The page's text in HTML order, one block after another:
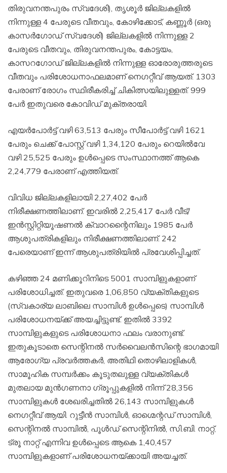
തിരുവനന്തപുരം സ്വദേശി), തൃശൂര്‍ ജില്ലകളില്‍
നിന്നുള്ള 4 പേരുടെ വീതവും, കോഴിക്കോട്, കണ്ണൂര്‍ (ഒരു
കാസര്‍ഗോഡ് സ്വദേശി) ജില്ലകളില്‍ നിന്നുള്ള 2
പേരുടെ വീതവും, തിരുവനന്തപുരം, കോട്ടയം,
കാസറഗോഡ് ജില്ലകളില്‍ നിന്നുള്ള ഓരോരുത്തരുടെ
വീതവും പരിശോധനാഫലമാണ് നെഗറ്റീവ് ആയത്. 1303
പേരാണ് രോഗം സ്ഥിരീകരിച്ച് ചികിത്സയിലുള്ളത്. 999
പേര്‍ ഇതുവരെ കോവിഡ് മുക്തരായി.
എയര്‍പോര്‍ട്ട് വഴി 63,513 പേരും സീപോര്‍ട്ട് വഴി 1621
പേരും ചെക്ക് പോസ്റ്റ് വഴി 1,34,120 പേരും റെയില്‍വേ
വഴി 25,525 പേരും ഉള്‍പ്പെടെ സംസ്ഥാനത്ത് ആകെ
2,24,779 പേരാണ് എത്തിയത്.
വിവിധ ജില്ലകളിലായി 2,27,402 പേര്‍
നിരീക്ഷണത്തിലാണ്. ഇവരില്‍ 2,25,417 പേര്‍ വീട്/
ഇന്‍സ്റ്റിറ്റിയൂഷണല്‍ ക്വാറന്റൈനിലും 1985 പേര്‍
ആശുപത്രികളിലും നിരീക്ഷണത്തിലാണ്. 242
പേരെയാണ് ഇന്ന് ആശുപത്രിയില്‍ പ്രവേശിപ്പിച്ചത്.
കഴിഞ്ഞ 24 മണിക്കൂറിനിടെ 5001 സാമ്പിളുകളാണ്
പരിശോധിച്ചത്. ഇതുവരെ 1,06,850 വ്യക്തികളുടെ
(സ്വകാര്യ ലാബിലെ സാമ്പിള്‍ ഉള്‍പ്പെടെ) സാമ്പിള്‍
പരിശോധനയ്ക്ക് അയച്ചിട്ടുണ്ട്. ഇതില്‍ 3392
സാമ്പിളുകളുടെ പരിശോധനാ ഫലം വരാനുണ്ട്.
ഇതുകൂടാതെ സെന്റിനല്‍ സര്‍വൈലന്‍സിന്റെ ഭാഗമായി
ആരോഗ്യ പ്രവര്‍ത്തകര്‍, അതിഥി തൊഴിലാളികള്‍,
സാമൂഹിക സമ്പര്‍ക്കം കൂടുതലുള്ള വ്യക്തികള്‍
മുതലായ മുന്‍ഗണനാ ഗ്രൂപ്പുകളില്‍ നിന്ന് 28,356
സാമ്പിളുകള്‍ ശേഖരിച്ചതില്‍ 26,143 സാമ്പിളുകള്‍
നെഗറ്റീവ് ആയി. റുട്ടീന്‍ സാമ്പിള്‍, ഓഗ്മെന്റഡ് സാമ്പിള്‍,
സെന്റിനല്‍ സാമ്പില്‍, പൂള്‍ഡ് സെന്റിനില്‍, സി.ബി. നാറ്റ്,
ട്രൂ നാറ്റ് എന്നിവ ഉള്‍പ്പെടെ ആകെ 1,40,457
സാമ്പിളുകളാണ് പരിശോധനയ്ക്കായി അയച്ചത്.